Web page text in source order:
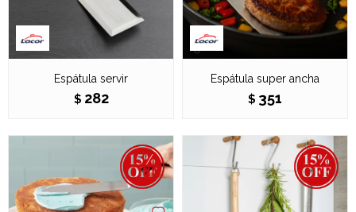
Espátula servir
$ 282
Espátula super ancha
$ 351